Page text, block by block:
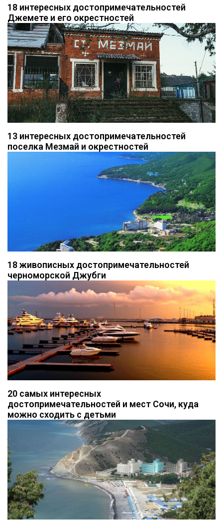
18 интересных достопримечательностей
Джемете и его окрестностей
13 интересных достопримечательностей
поселка Мезмай и окрестностей
18 живописных достопримечательностей
черноморской Джубги
20 самых интересных
достопримечательностей и мест Сочи, куда
можно сходить с детьми